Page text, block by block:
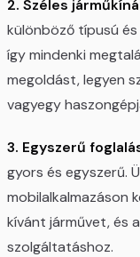
2. Széles
különböző típusú
így mindenki
megoldást, legyen
vagyegy
3. Egyszerű
gyors és egyszerű.
mobilalkalmazáson
kívánt járművet, és
szolgáltatáshoz.